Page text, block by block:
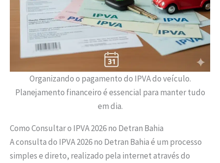
Organizando o pagamento do IPVA do veículo.
Planejamento financeiro é essencial para manter tudo
em dia.
Como Consultar o IPVA 2026 no Detran Bahia
A consulta do IPVA 2026 no Detran Bahia é um processo
simples e direto, realizado pela internet através do